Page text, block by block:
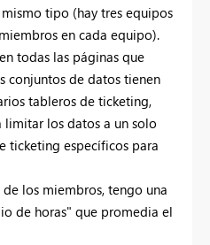
tipo (hay tres equipos
en cada equipo).
todas las páginas que
conjuntos de datos tienen
tableros de ticketing,
los datos a un solo
ticketing específicos para
los miembros, tengo una
de horas" que promedia el